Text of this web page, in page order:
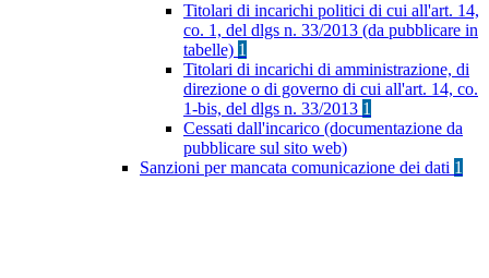
Titolari di incarichi politici di cui all'art. 14,
co. 1, del dlgs n. 33/2013 (da pubblicare in
tabelle) 1
Titolari di incarichi di amministrazione, di
direzione o di governo di cui all'art. 14, co.
1-bis, del dlgs n. 33/2013 1
Cessati dall'incarico (documentazione da
pubblicare sul sito web)
Sanzioni per mancata comunicazione dei dati 1